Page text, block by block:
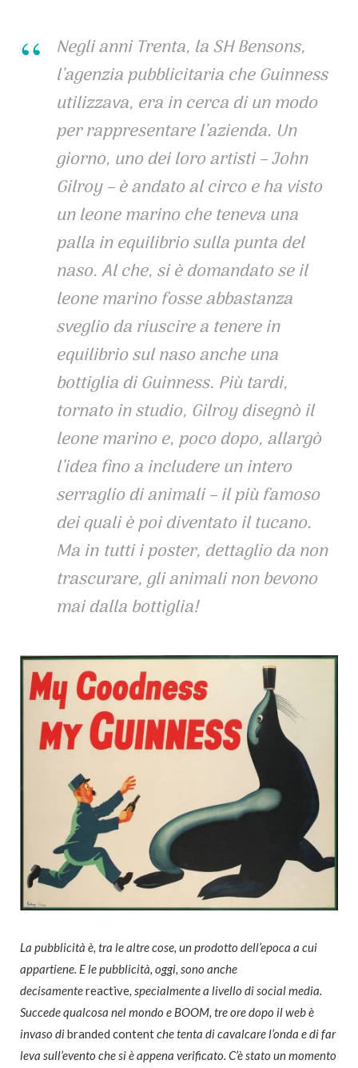
Negli anni Trenta, la SH Bensons,
l’agenzia pubblicitaria che Guinness
utilizzava, era in cerca di un modo
per rappresentare l’azienda. Un
giorno, uno dei loro artisti – John
Gilroy – è andato al circo e ha visto
un leone marino che teneva una
palla in equilibrio sulla punta del
naso. Al che, si è domandato se il
leone marino fosse abbastanza
sveglio da riuscire a tenere in
equilibrio sul naso anche una
bottiglia di Guinness. Più tardi,
tornato in studio, Gilroy disegnò il
leone marino e, poco dopo, allargò
l’idea fino a includere un intero
serraglio di animali – il più famoso
dei quali è poi diventato il tucano.
Ma in tutti i poster, dettaglio da non
trascurare, gli animali non bevono
mai dalla bottiglia!
La pubblicità è, tra le altre cose, un prodotto dell’epoca a cui
appartiene. E le pubblicità, oggi, sono anche
decisamentereactive, specialmente a livello di social media.
Succede qualcosa nel mondo e BOOM, tre ore dopo il web è
invaso dibranded contentche tenta di cavalcare l’onda e di far
leva sull’evento che si è appena verificato. C’è stato un momento